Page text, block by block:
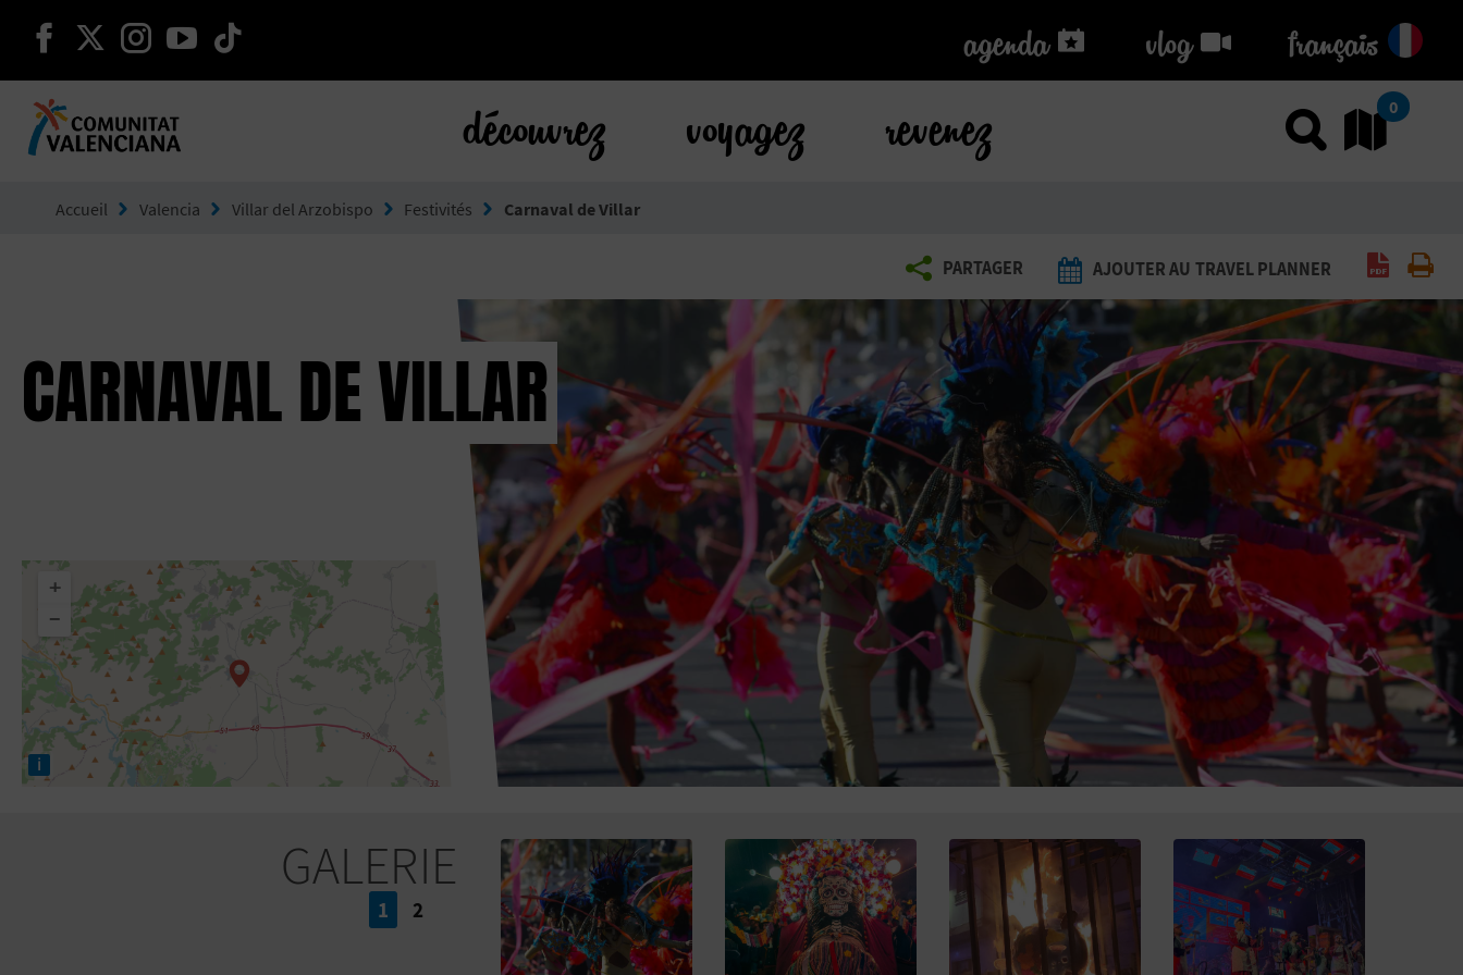
continuer sur facebook
continuer sur twitter
continuer sur instagram
continuer sur youtube agenda
agenda vlog
vlog français
découvrez voyagez revenez Utiliser
0
Accueil Valencia Villar del Arzobispo Festivités Carnaval de Villar
CARNAVAL DE VILLAR
+
−
i
PARTAGER AJOUTER AU TRAVEL PLANNER Générer
GALERIE
1 2